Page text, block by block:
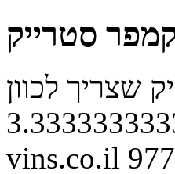
סטרייק
שצריך לכוון
vins.co.il